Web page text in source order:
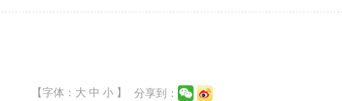
【字体： 大 中 小 】 分享到：